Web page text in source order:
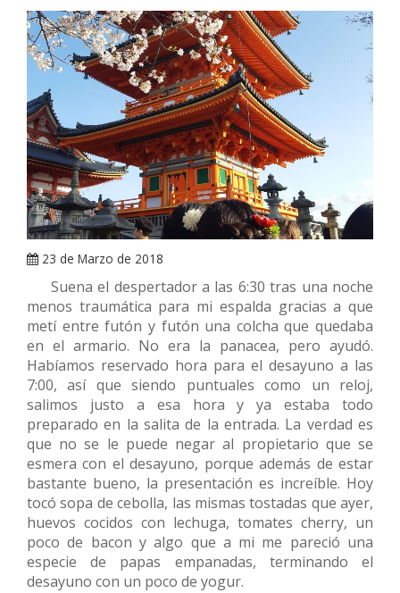
23 de Marzo de 2018
Suena el despertador a las 6:30 tras una noche
menos traumática para mi espalda gracias a que
metí entre futón y futón una colcha que quedaba
en el armario. No era la panacea, pero ayudó.
Habíamos reservado hora para el desayuno a las
7:00, así que siendo puntuales como un reloj,
salimos justo a esa hora y ya estaba todo
preparado en la salita de la entrada. La verdad es
que no se le puede negar al propietario que se
esmera con el desayuno, porque además de estar
bastante bueno, la presentación es increíble. Hoy
tocó sopa de cebolla, las mismas tostadas que ayer,
huevos cocidos con lechuga, tomates cherry, un
poco de bacon y algo que a mi me pareció una
especie de papas empanadas, terminando el
desayuno con un poco de yogur.
SEGUROS
ARRAY